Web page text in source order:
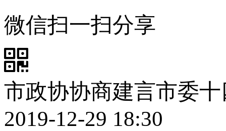
微信扫一扫分享
市政协协商建言市委
2019-12-29 18:30